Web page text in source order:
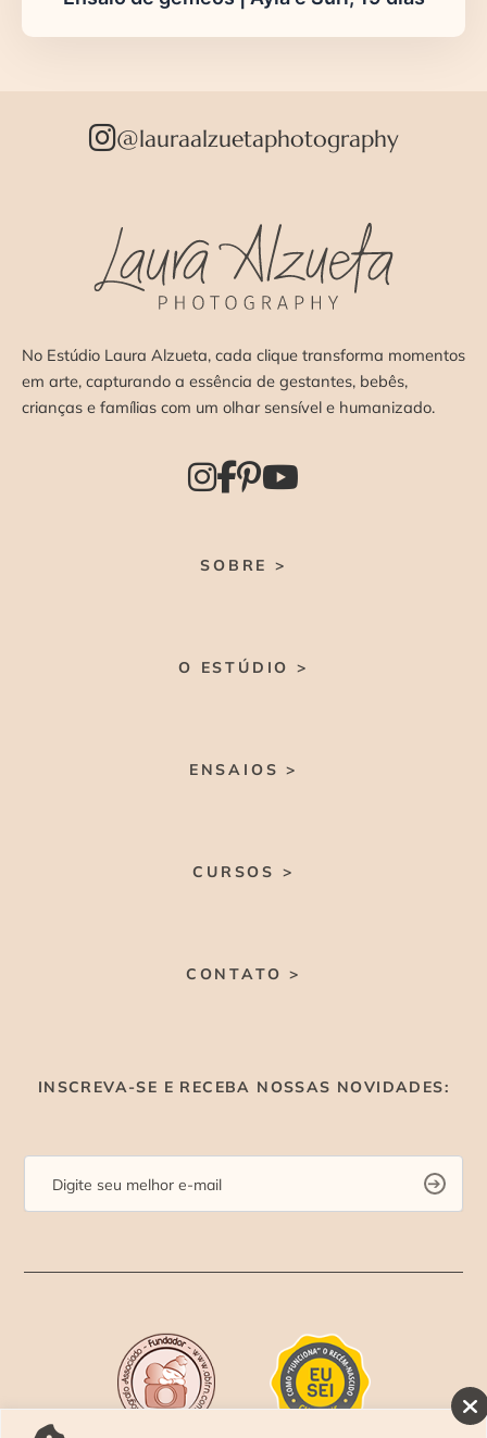
@lauraalzuetaphotography
No Estúdio Laura Alzueta, cada clique transforma momentos
em arte, capturando a essência de gestantes, bebês,
crianças e famílias com um olhar sensível e humanizado.
SOBRE >
O ESTÚDIO >
ENSAIOS >
CURSOS >
CONTATO >
INSCREVA-SE E RECEBA NOSSAS NOVIDADES: